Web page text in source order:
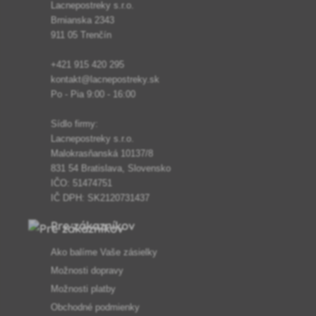
Lacnepostreky s.r.o.
Brnianska 2343
911 05 Trenčín
+421 915 420 295
kontakt@lacnepostreky.sk
Po - Pia 9:00 - 16:00
Sídlo firmy:
Lacnepostreky s.r.o.
Malokrasňanská 10137/8
831 54 Bratislava, Slovensko
IČO: 51474751
IČ DPH: SK2120731437
Pre zákazníkov
Ako balíme Vaše zásielky
Možnosti dopravy
Možnosti platby
Obchodné podmienky